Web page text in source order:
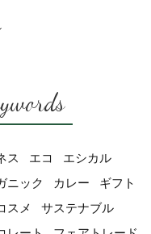
ス エコ
エシカル
ニック カレー
ギフト
スメ
サステナブル